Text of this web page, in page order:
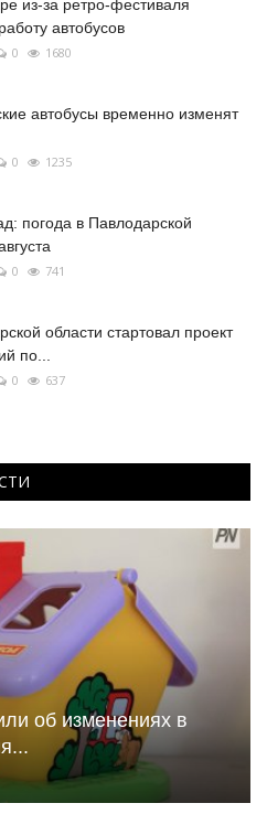
из-за ретро-фестиваля
автобусов
0 1680
автобусы временно изменят
0 1235
погода в Павлодарской
0 741
области стартовал проект
по...
0 637
об изменениях в